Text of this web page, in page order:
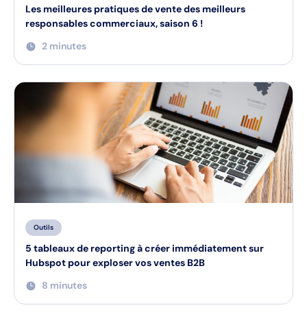
Les meilleures pratiques de vente des meilleurs
responsables commerciaux, saison 6 !
2 minutes
Outils
5 tableaux de reporting à créer immédiatement sur
Hubspot pour exploser vos ventes B2B
8 minutes